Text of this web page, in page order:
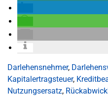
Darlehensnehmer,
Kapitalertragsteuer,
Nutzungsersatz,